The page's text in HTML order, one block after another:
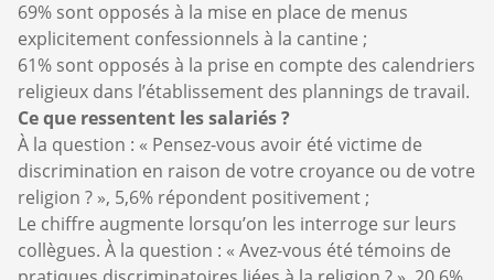
69% sont opposés à la mise en place de menus
explicitement confessionnels à la cantine ;
61% sont opposés à la prise en compte des calendriers
religieux dans l’établissement des plannings de travail.
Ce que ressentent les salariés ?
À la question : « Pensez-vous avoir été victime de
discrimination en raison de votre croyance ou de votre
religion ? », 5,6% répondent positivement ;
Le chiffre augmente lorsqu’on les interroge sur leurs
collègues. À la question : « Avez-vous été témoins de